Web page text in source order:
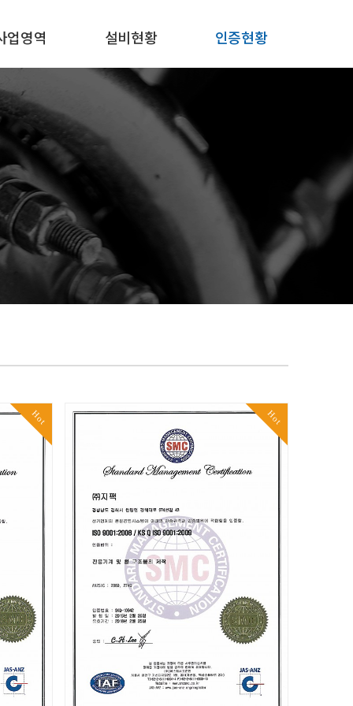
업영역 설비현황 인증현황
Hot Hot